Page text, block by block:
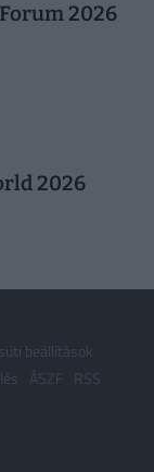
2026
2026
süti beállítások
ÁSZF RSS